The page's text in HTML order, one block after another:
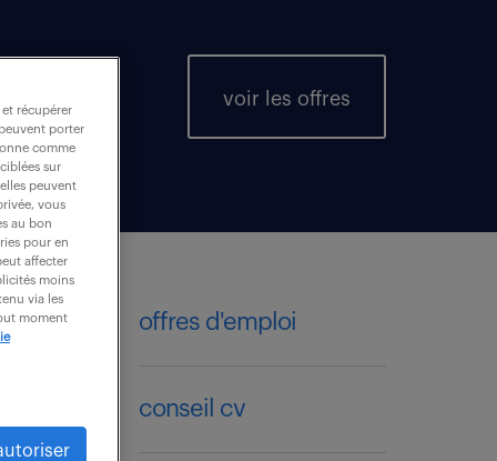
voir les offres
offres d'emploi
conseil cv
et récupérer
porter
comme
sur
peuvent
vous
au bon
pour en
affecter
moins
via les
moment